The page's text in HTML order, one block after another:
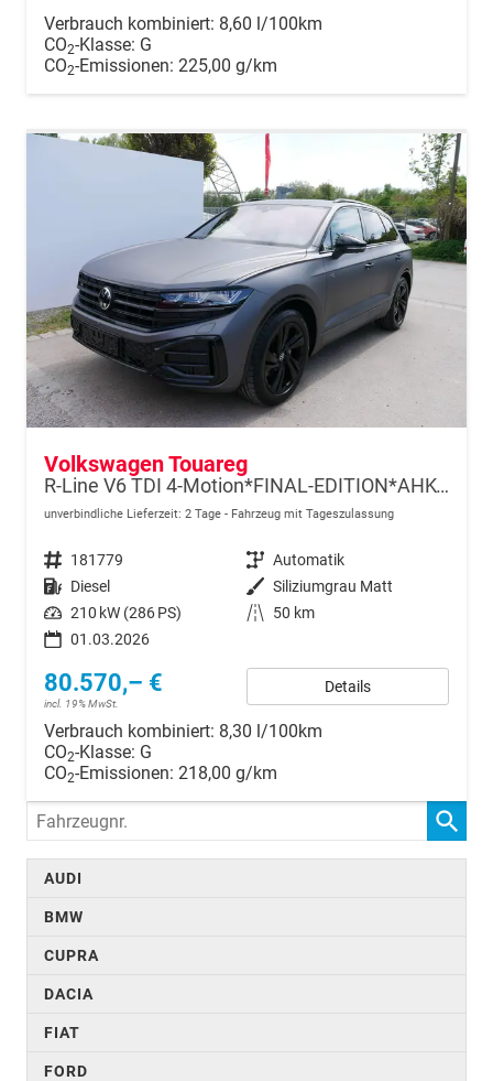
Verbrauch kombiniert: 8,60 l/100km
CO2-Klasse: G
CO2-Emissionen: 225,00 g/km
Volkswagen Touareg
R-Line V6 TDI 4-Motion*FINAL-EDITION*AHK-SCHWENKBAR*NAVI*ACC*PDC*LED*SHZ*BLACKSTYLE*20-ZOLL
unverbindliche Lieferzeit: 2 Tage Fahrzeug mit Tageszulassung
Fahrzeugnr. 181779 Getriebe Automatik
Kraftstoff Diesel Außenfarbe Siliziumgrau Matt
Leistung 210 kW (286 PS) Kilometerstand
50 km
01.03.2026
80.570,– €
incl. 19% MwSt.
Details
Verbrauch kombiniert: 8,30 l/100km
CO2-Klasse: G
CO2-Emissionen: 218,00 g/km
Fahrzeugnr.
AUDI
BMW
CUPRA
DACIA
FIAT
FORD